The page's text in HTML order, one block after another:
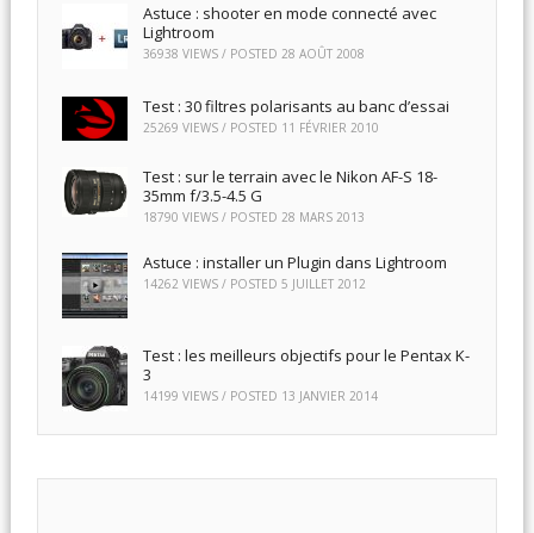
Astuce : shooter en mode connecté avec
Lightroom
36938 VIEWS / POSTED 28 AOÛT 2008
Test : 30 filtres polarisants au banc d’essai
25269 VIEWS / POSTED 11 FÉVRIER 2010
Test : sur le terrain avec le Nikon AF-S 18-
35mm f/3.5-4.5 G
18790 VIEWS / POSTED 28 MARS 2013
Astuce : installer un Plugin dans Lightroom
14262 VIEWS / POSTED 5 JUILLET 2012
Test : les meilleurs objectifs pour le Pentax K-
3
14199 VIEWS / POSTED 13 JANVIER 2014